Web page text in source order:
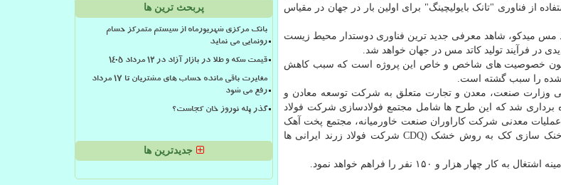
از فناوری "تانک بایولیچینگ" برای اولین بار در جهان در مقیاس
مس میدکو، شاهد معرفی جدید ترین فناوری دوستدار محیط زیست
در فرآیند تولید کاتد مس در جهان خواهد شد.
همچون خصوصیت های شاخص و خاص این پروژه است که سبب کاهش
ملی وزارت صنعت، معدن و تجارت متعلق به شرکت توسعه معادن و
برداری شد که این طرح ها شامل مجتمع فولادسازی شرکت فولاد
عملیات معدنی شرکت کاراوران صنعت خاورمیانه، مجتمع پخت آهک
و دولومیت شرکت گسترش و نوسازی معادن خاورمیانه (ممرادکو) و واحد خنک سازی کک به روش خشک (CDQ شرکت فولاد زرند ایرانی ها
پربحث ترین ها
بانک مرکزی شهریورماه از سیستم متمرکز حسام
رونمایی می نماید
قیمت سکه و طلا در بازار آزاد در ۱۲ مرداد ۱۴۰۵
مغایرت باقی مانده حساب های مشتریان تا 17 مرداد
رفع می شود
گذر پله نوروز خان کجاست؟
جدیدترین ها